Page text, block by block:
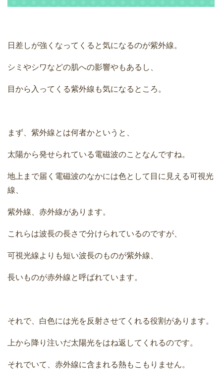
日差しが強くなってくると気になるのが紫外線。
シミやシワなどの肌への影響やもあるし、
目から入ってくる紫外線も気になるところ。
まず、紫外線とは何者かというと、
太陽から発せられている電磁波のことなんですね。
地上まで届く電磁波のなかには色として目に見える可視光
線、
紫外線、赤外線があります。
これらは波長の長さで分けられているのですが、
可視光線よりも短い波長のものが紫外線、
長いものが赤外線と呼ばれています。
それで、白色には光を反射させてくれる役割があります。
上から降り注いだ太陽光をはね返してくれるのです。
それでいて、赤外線に含まれる熱もこもりません。